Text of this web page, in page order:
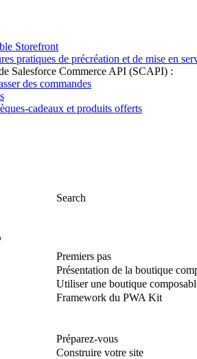
Storefront
pratiques de précréation et de mise en
Salesforce Commerce API (SCAPI) :
des commandes
cadeaux et produits offerts
Premiers pas
Présentation de la boutique
Utiliser une boutique
Framework du PWA Kit
Préparez-vous
Construire votre site